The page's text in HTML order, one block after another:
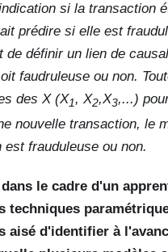
si la transaction
prédire si elle est
définir un lien de
faudruleuse ou non.
des X (X1, X2,X3,...)
nouvelle transaction, le
frauduleuse ou non.
le cadre d'un
techniques
aisé d'identifier à